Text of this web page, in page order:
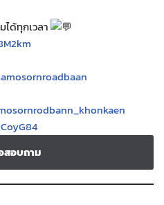
ด้ทุกเวลา
อบถาม